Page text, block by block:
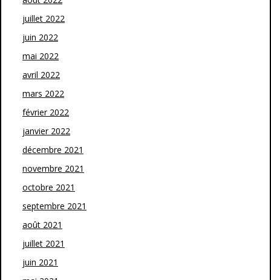
juillet 2022
juin 2022
mai 2022
avril 2022
mars 2022
février 2022
janvier 2022
décembre 2021
novembre 2021
octobre 2021
septembre 2021
août 2021
juillet 2021
juin 2021